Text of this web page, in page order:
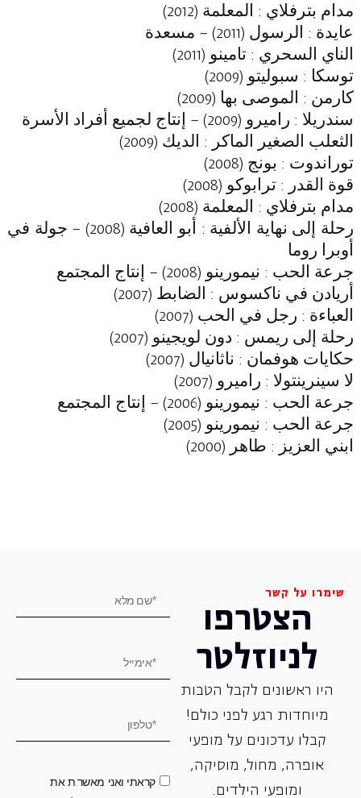
مدام بترفلاي : المعلمة (2012)
عايدة : الرسول (2011) – مسعدة
الناي السحري : تامينو (2011)
توسكا : سبوليتو (2009)
كارمن : الموصى بها (2009)
سندريلا : راميرو (2009) – إنتاج لجميع أفراد الأسرة
الثعلب الصغير الماكر
: الديك (2009)
توراندوت : بونج (2008)
قوة القدر
: ترابوكو (2008)
مدام بترفلاي : المعلمة (2008)
رحلة إلى نهاية الألفية
: أبو العافية (2008) – جولة في
أوبرا روما
جرعة الحب : نيمورينو (2008) – إنتاج المجتمع
أريادن في ناكسوس : الضابط (2007)
العباءة : رجل في الحب (2007)
رحلة إلى ريمس : دون لويجينو (2007)
حكايات هوفمان : ناثانيال (2007)
لا سينرينتولا : راميرو (2007)
جرعة الحب : نيمورينو (2006) – إنتاج المجتمع
جرعة الحب : نيمورينو (2005)
ابني العزيز
: طاهر (2000)
שימרו על קשר
הצטרפו
לניוזלטר
היו ראשונים לקבל הטבות
מיוחדות רגע לפני כולם!
קבלו עדכונים על מופעי
אופרה, ‏מחול, ‏מוסיקה,
ומופעי הילדים.
קראתי ואני מאשר.ת את